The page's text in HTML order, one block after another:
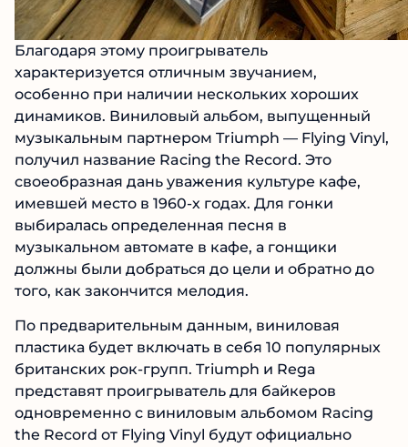
Благодаря этому проигрыватель
характеризуется отличным звучанием,
особенно при наличии нескольких хороших
динамиков. Виниловый альбом, выпущенный
музыкальным партнером Triumph — Flying Vinyl,
получил название Racing the Record. Это
своеобразная дань уважения культуре кафе,
имевшей место в 1960-х годах. Для гонки
выбиралась определенная песня в
музыкальном автомате в кафе, а гонщики
должны были добраться до цели и обратно до
того, как закончится мелодия.
По предварительным данным, виниловая
пластика будет включать в себя 10 популярных
британских рок-групп. Triumph и Rega
представят проигрыватель для байкеров
одновременно с виниловым альбомом Racing
the Record от Flying Vinyl будут официально